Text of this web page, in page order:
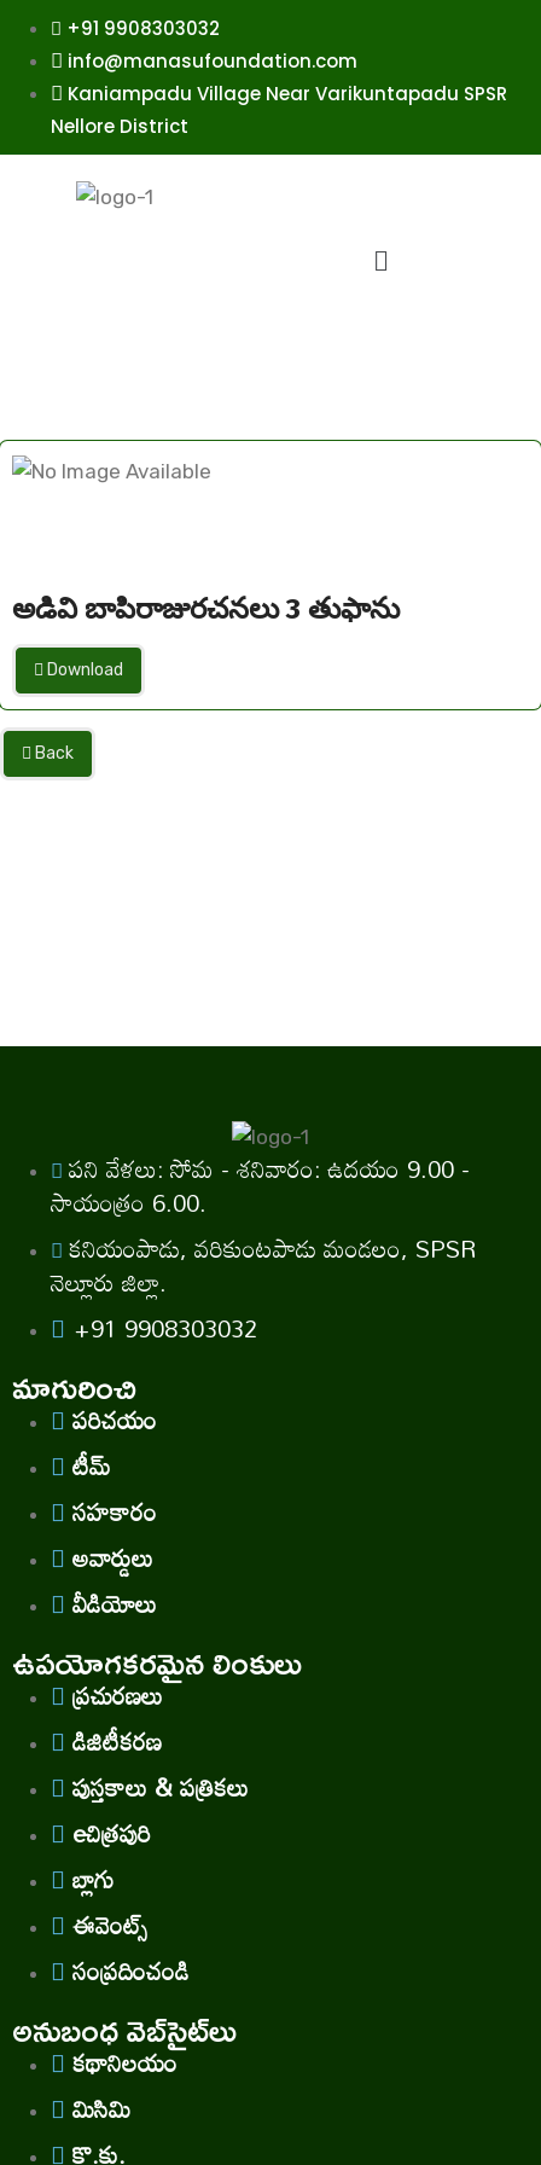
+91 9908303032
info@manasufoundation.com
Kaniampadu Village Near Varikuntapadu SPSR
Nellore District
అడివి బాపిరాజురచనలు 3 తుఫాను
Download
Back
పని వేళలు: సోమ - శనివారం: ఉదయం 9.00 -
సాయంత్రం 6.00.
కనియంపాడు, వరికుంటపాడు మండలం, SPSR
నెల్లూరు జిల్లా.
+91 9908303032
మాగురించి
పరిచయం
టీమ్
సహకారం
అవార్డులు
వీడియోలు
ఉపయోగకరమైన లింకులు
ప్రచురణలు
డిజిటీకరణ
పుస్తకాలు & పత్రికలు
eచిత్రపురి
బ్లాగు
ఈవెంట్స్
సంప్రదించండి
అనుబంధ వెబ్‌సైట్‌లు
కథానిలయం
మిసిమి
కొ.కు.